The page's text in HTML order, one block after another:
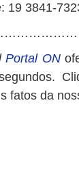
19 3841-
Portal ON
fatos da